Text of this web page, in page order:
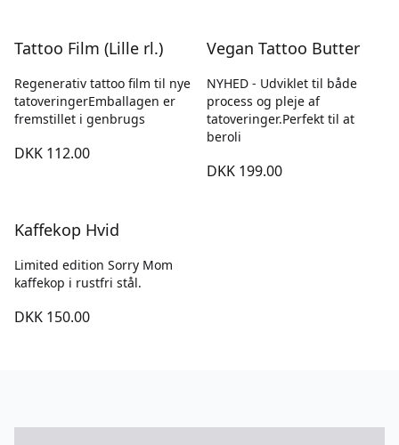
Tattoo Film (Lille rl.)
Regenerativ tattoo film til nye
tatoveringerEmballagen er
fremstillet i genbrugs
DKK 112.00
Vegan Tattoo Butter
NYHED - Udviklet til både
process og pleje af
tatoveringer.Perfekt til at
beroli
DKK 199.00
Kaffekop Hvid
Limited edition Sorry Mom
kaffekop i rustfri stål.
DKK 150.00